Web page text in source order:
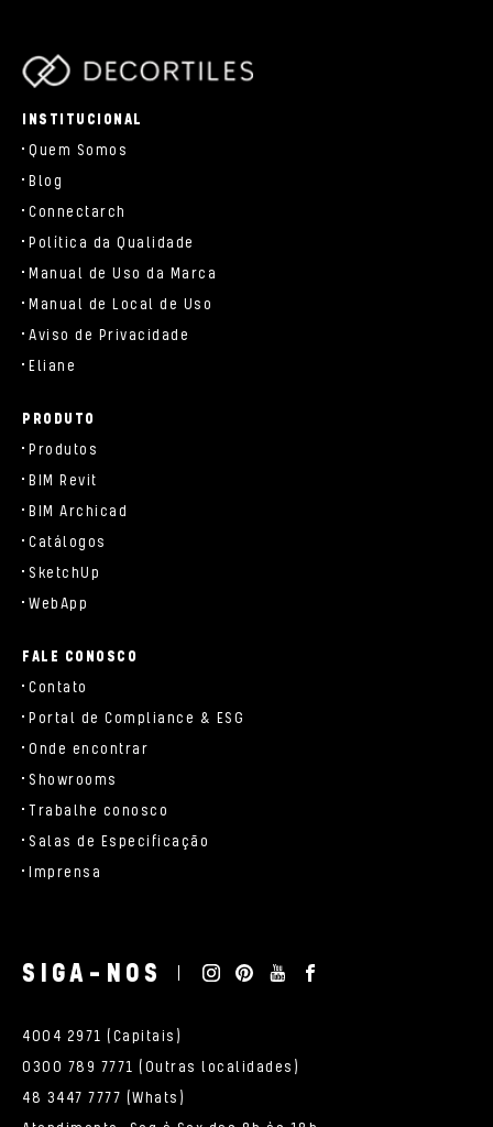
INSTITUCIONAL
Quem Somos
Blog
Connectarch
Política da Qualidade
Manual de Uso da Marca
Manual de Local de Uso
Aviso de Privacidade
Eliane
PRODUTO
Produtos
BIM Revit
BIM Archicad
Catálogos
SketchUp
WebApp
FALE CONOSCO
Contato
Portal de Compliance & ESG
Onde encontrar
Showrooms
Trabalhe conosco
Salas de Especificação
Imprensa
SIGA-NOS
4004 2971 (Capitais)
0300 789 7771 (Outras localidades)
48 3447 7777 (Whats)